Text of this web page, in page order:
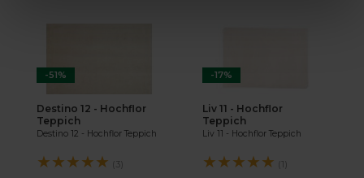
-51%
Destino 12 - Hochflor
Teppich
Destino 12 - Hochflor Teppich
★★★★★ (3)
-17%
Liv 11 - Hochflor
Teppich
Liv 11 - Hochflor Teppich
★★★★★ (1)